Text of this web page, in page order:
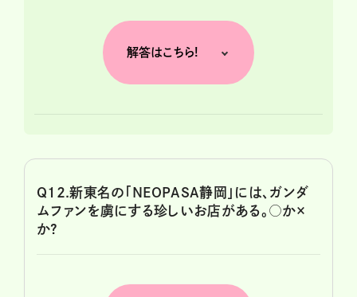
解答はこちら!
Q12.新東名の「NEOPASA静岡」には、ガンダ
ムファンを虜にする珍しいお店がある。○か×
か?